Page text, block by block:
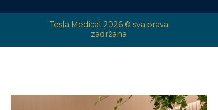
Tesla Medical 2026 © sva prava
zadržana